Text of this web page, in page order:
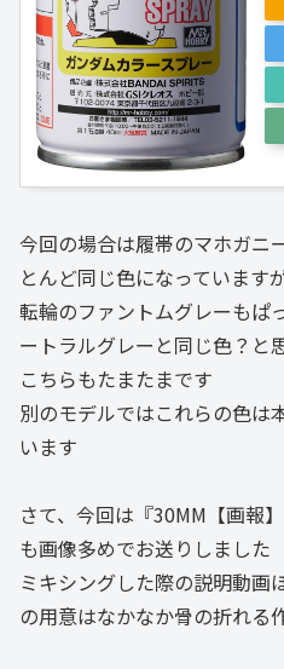
今回の場合は履帯のマホガニ
とんど同じ色になっています
転輪のファントムグレーもぱ
ートラルグレーと同じ色？と
こちらもたまたまです
別のモデルではこれらの色は
います
さて、今回は『30MM【画報
も画像多めでお送りしました
ミキシングした際の説明動画
の用意はなかなか骨の折れる